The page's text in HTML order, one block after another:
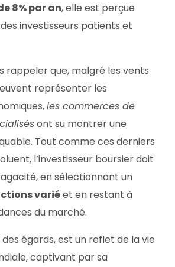
8% par an, elle est perçue
investisseurs patients et
rappeler que, malgré les vents
représenter les
les commerces de
ont su montrer une
Tout comme ces derniers
l’investisseur boursier doit
en sélectionnant un
variéet en restant à
du marché.
des égards, est un reflet de la vie
captivant par sa